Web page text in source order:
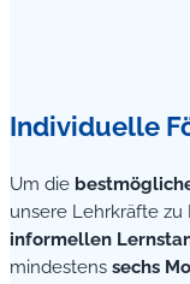
Individuelle
Um die
unsere Lehrkräfte zu
informellen
mindestens sechs